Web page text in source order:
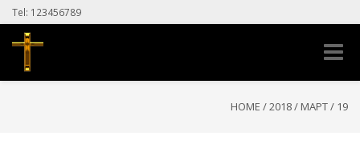
Tel: 123456789
Toggle
HOME /2018/ МАРТ/ 19